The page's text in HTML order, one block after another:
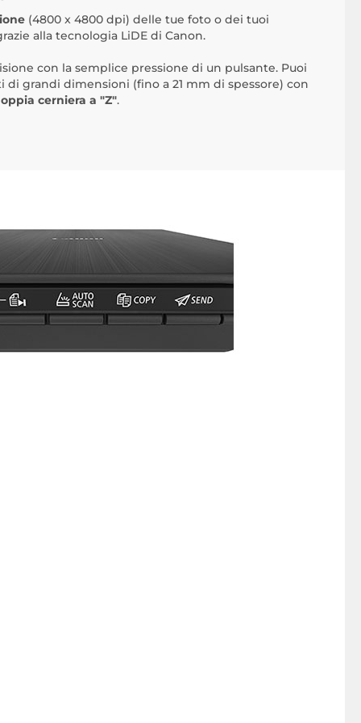
(4800 x 4800 dpi) delle tue foto o dei tuoi
alla tecnologia LiDE di Canon.
con la semplice pressione di un pulsante. Puoi
di grandi dimensioni (fino a 21 mm di spessore) con
cerniera a "Z".